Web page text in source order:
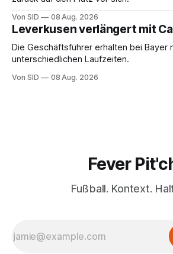
Von SID 08 Aug. 2026
Leverkusen verlängert mit
Die Geschäftsführer erhalten bei Bayer
unterschiedlichen Laufzeiten.
Von SID 08 Aug. 2026
Fever
Fußball. Kontext.